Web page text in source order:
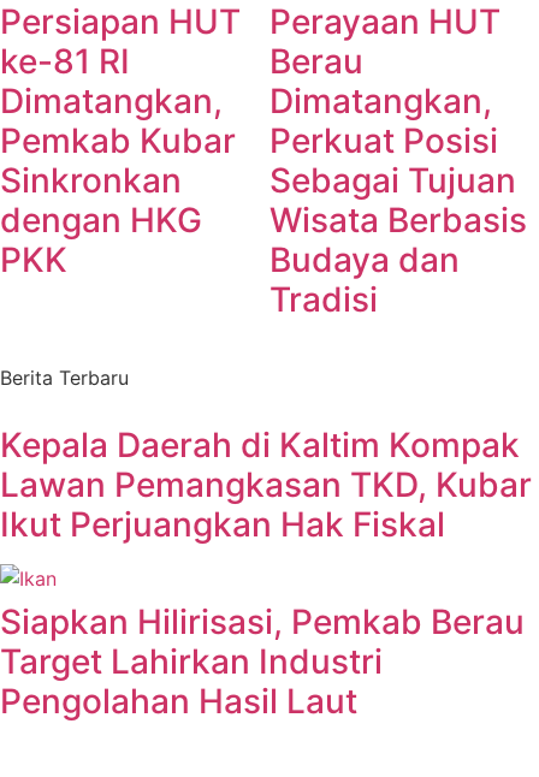
Persiapan HUT
ke-81 RI
Dimatangkan,
Pemkab Kubar
Sinkronkan
dengan HKG
PKK
Perayaan HUT
Berau
Dimatangkan,
Perkuat Posisi
Sebagai Tujuan
Wisata Berbasis
Budaya dan
Tradisi
Berita Terbaru
Kepala Daerah di Kaltim Kompak
Lawan Pemangkasan TKD, Kubar
Ikut Perjuangkan Hak Fiskal
Siapkan Hilirisasi, Pemkab Berau
Target Lahirkan Industri
Pengolahan Hasil Laut